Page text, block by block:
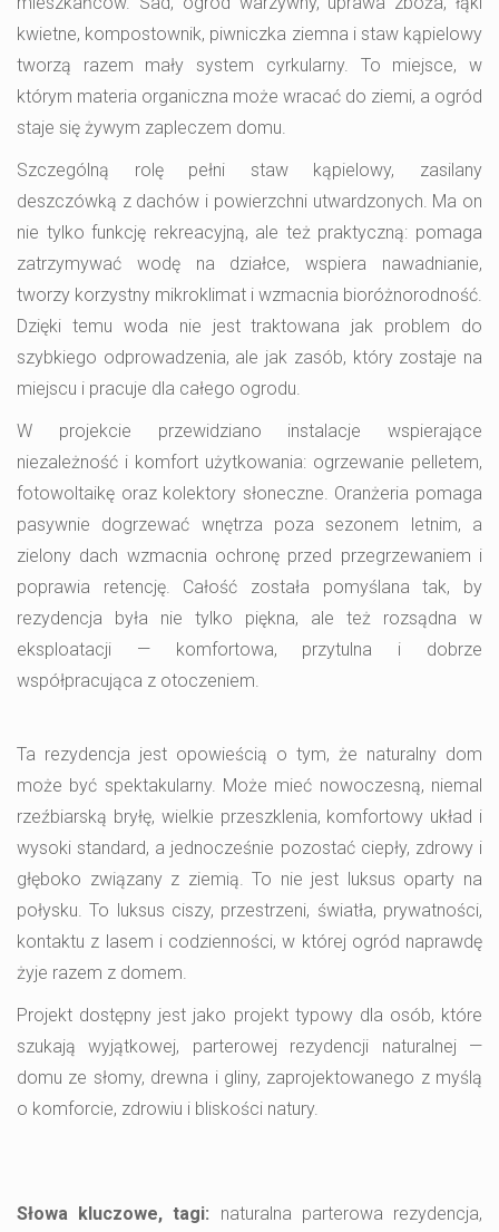
kwietne, kompostownik, piwniczka ziemna i staw kąpielowy
tworzą razem mały system cyrkularny. To miejsce, w
którym materia organiczna może wracać do ziemi, a ogród
staje się żywym zapleczem domu.
Szczególną rolę pełni staw kąpielowy, zasilany
deszczówką z dachów i powierzchni utwardzonych. Ma on
nie tylko funkcję rekreacyjną, ale też praktyczną: pomaga
zatrzymywać wodę na działce, wspiera nawadnianie,
tworzy korzystny mikroklimat i wzmacnia bioróżnorodność.
Dzięki temu woda nie jest traktowana jak problem do
szybkiego odprowadzenia, ale jak zasób, który zostaje na
miejscu i pracuje dla całego ogrodu.
W projekcie przewidziano instalacje wspierające
niezależność i komfort użytkowania: ogrzewanie pelletem,
fotowoltaikę oraz kolektory słoneczne. Oranżeria pomaga
pasywnie dogrzewać wnętrza poza sezonem letnim, a
zielony dach wzmacnia ochronę przed przegrzewaniem i
poprawia retencję. Całość została pomyślana tak, by
rezydencja była nie tylko piękna, ale też rozsądna w
eksploatacji — komfortowa, przytulna i dobrze
współpracująca z otoczeniem.
Ta rezydencja jest opowieścią o tym, że naturalny dom
może być spektakularny. Może mieć nowoczesną, niemal
rzeźbiarską bryłę, wielkie przeszklenia, komfortowy układ i
wysoki standard, a jednocześnie pozostać ciepły, zdrowy i
głęboko związany z ziemią. To nie jest luksus oparty na
połysku. To luksus ciszy, przestrzeni, światła, prywatności,
kontaktu z lasem i codzienności, w której ogród naprawdę
żyje razem z domem.
Projekt dostępny jest jako projekt typowy dla osób, które
szukają wyjątkowej, parterowej rezydencji naturalnej —
domu ze słomy, drewna i gliny, zaprojektowanego z myślą
o komforcie, zdrowiu i bliskości natury.
Słowa kluczowe, tagi: naturalna parterowa rezydencja,